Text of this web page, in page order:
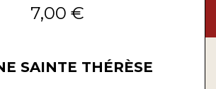
7,00 €
SAINTE THÉRÈSE